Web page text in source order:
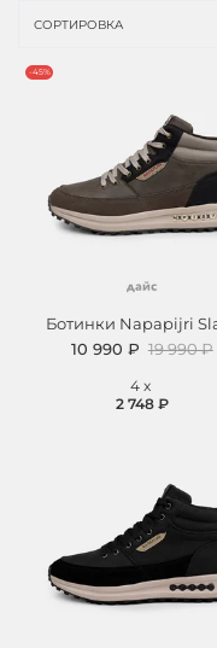
СОРТИРОВКА
-45%
Ботинки Napapijri
10 990 ₽ 19 990 ₽
4x
2 748 ₽